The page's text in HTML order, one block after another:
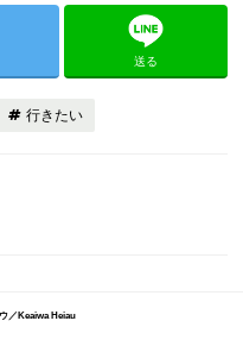
送る
行きたい
／Keaiwa Heiau